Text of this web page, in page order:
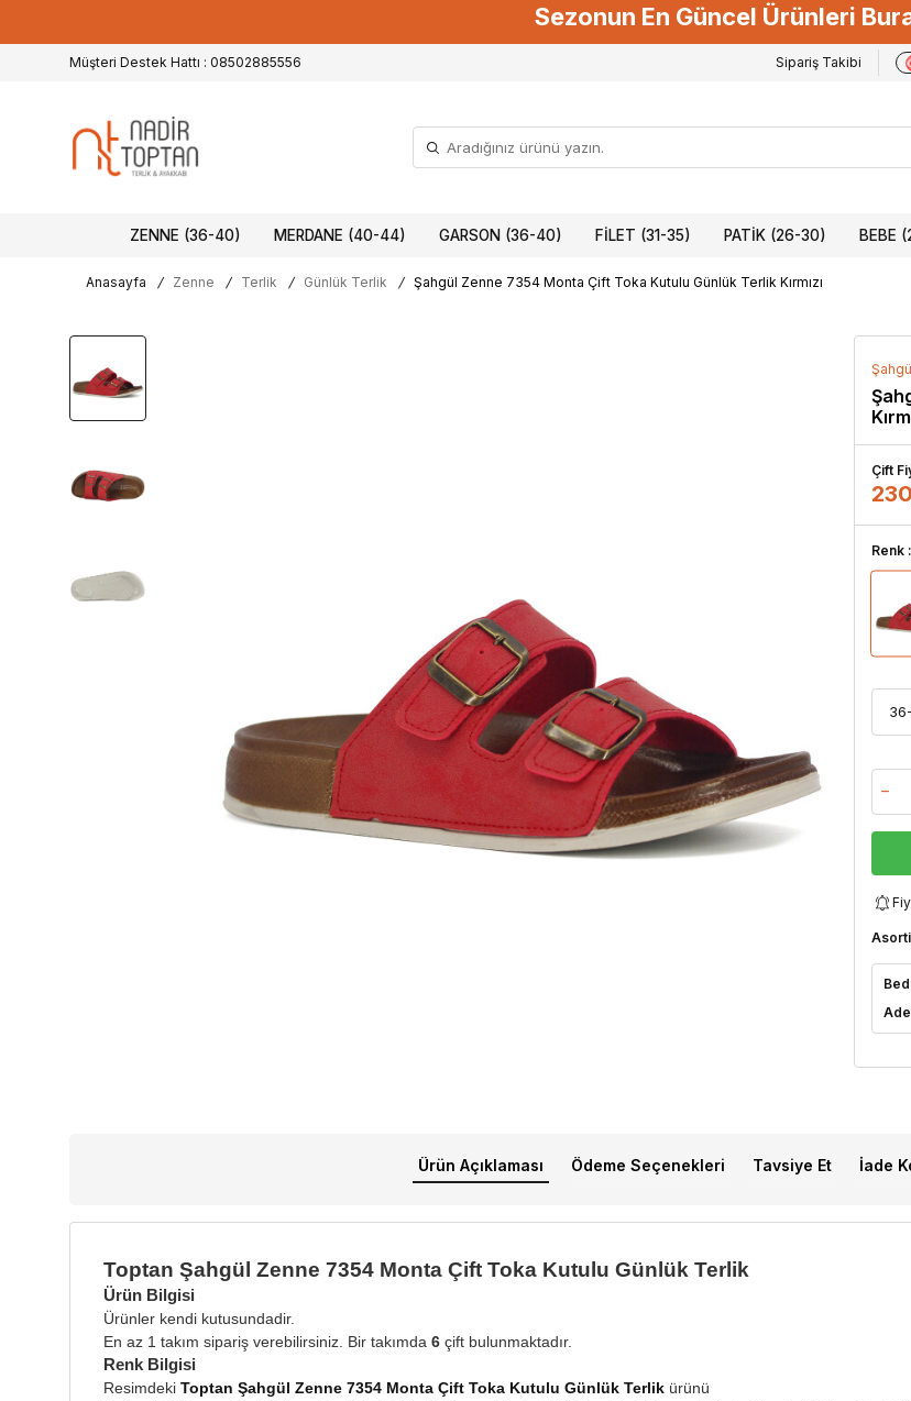
Sezonun En Güncel Ürünleri
Müşteri Destek Hattı : 08502885556 Sipariş Takibi
ZENNE (36-40) MERDANE (40-44) GARSON (36-40) FILET (31-35) PATIK (26-30) BEBE
Anasayfa / Zenne / Terlik / Günlük Terlik / Şahgül Zenne 7354 Monta Çift Toka Kutulu Günlük Terlik Kırmızı
Çift
Renk :
Asorti
Ürün Açıklaması Ödeme Seçenekleri Tavsiye Et İade
Toptan Şahgül Zenne 7354 Monta Çift Toka Kutulu Günlük Terlik
Ürün Bilgisi
Ürünler kendi kutusundadir.
En az 1 takım sipariş verebilirsiniz. Bir takımda 6 çift bulunmaktadır.
Renk Bilgisi
Resimdeki Toptan Şahgül Zenne 7354 Monta Çift Toka Kutulu Günlük Terlik ürünü